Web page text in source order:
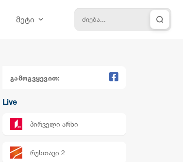
მეტი
გამოგვყევით:
Live
პირველი არხი
რუსთავი 2